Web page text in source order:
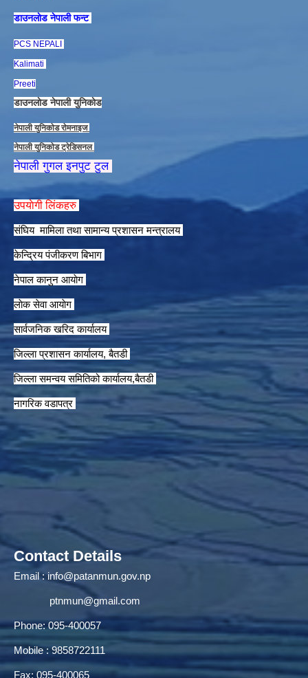
डाउनलाेड नेपाली फन्ट
PCS NEPALI
Kalimati
Preeti
डाउनलाेड नेपाली युनिकाेड
नेपाली युनिकाेड राेमनाइज
नेपाली युनिकाेड ट्रेडिसनल
नेपाली गुगल इनपुट टुल
उपयाेगी लिंकहरु
संघिय मामिला तथा सामान्य प्रशासन मन्त्रालय
केन्द्रिय पंजीकरण बिभाग
नेपाल कानुन आयाेग
लाेक सेवा आयाेग
सार्वजनिक खरिद कार्यालय
जिल्ला प्रशासन कार्यालय, बैतडी
जिल्ला समन्वय समितिको कार्यालय,बैतडी
नागरिक वडापत्र
Contact Details
Email :info@patanmun.gov.np
ptnmun@gmail.com
Phone: 095-400057
Mobile : 9858722111
Fax: 095-400065